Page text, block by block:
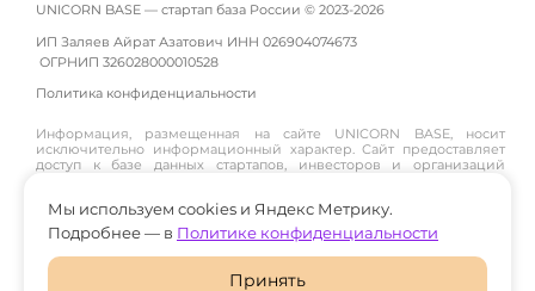
UNICORN BASE — стартап база России © 2023-2026
ИП Заляев Айрат Азатович ИНН 026904074673
ОГРНИП 326028000010528
Политика конфиденциальности
Информация, размещенная на сайте UNICORN BASE, носит
исключительно информационный характер. Сайт предоставляет
доступ к базе данных стартапов, инвесторов и организаций
публикуются пользователями или собираются из открытых
источников, поэтому администрация сайта не гарантирует их
достоверность и не участвует в инвестиционных сделках между
пользователями. Пользователи принимают решения о
взаимодействии, инвестициях и сотрудничестве самостоятельно
Мы используем cookies и Яндекс Метрику.
Подробнее — в Политике конфиденциальности
Принять